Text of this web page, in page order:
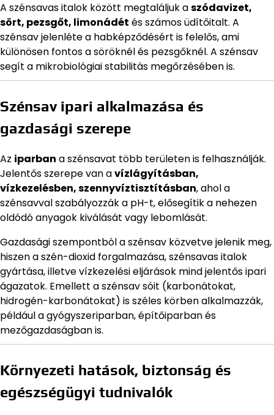
A szénsavas italok között megtaláljuk aszódavizet,
sört, pezsgőt, limonádét és számos üdítőitalt. A
szénsav jelenléte a habképződésért is felelős, ami
különösen fontos a söröknél és pezsgőknél. A szénsav
segít a mikrobiológiai stabilitás megőrzésében is.
Szénsav ipari alkalmazása és
gazdasági szerepe
Az iparban a szénsavat több területen is felhasználják.
Jelentős szerepe van avízlágyításban,
vízkezelésben, szennyvíztisztításban, ahol a
szénsavval szabályozzák a pH-t, elősegítik a nehezen
oldódó anyagok kiválását vagy lebomlását.
Gazdasági szempontból a szénsav közvetve jelenik meg,
hiszen a szén-dioxid forgalmazása, szénsavas italok
gyártása, illetve vízkezelési eljárások mind jelentős ipari
ágazatok. Emellett a szénsav sóit (karbonátokat,
hidrogén-karbonátokat) is széles körben alkalmazzák,
például a gyógyszeriparban, építőiparban és
mezőgazdaságban is.
Környezeti hatások, biztonság és
egészségügyi tudnivalók